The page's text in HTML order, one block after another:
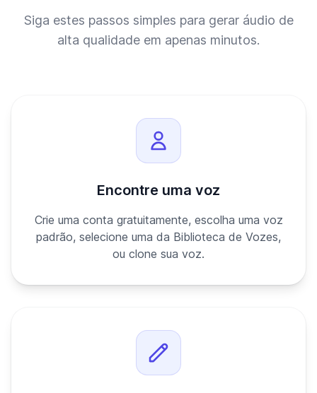
Siga estes passos simples para gerar áudio de
alta qualidade em apenas minutos.
Encontre uma voz
Crie uma conta gratuitamente, escolha uma voz
padrão, selecione uma da Biblioteca de Vozes,
ou clone sua voz.